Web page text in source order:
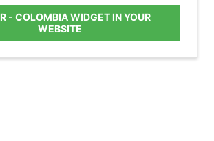
- COLOMBIA WIDGET IN YOUR
WEBSITE